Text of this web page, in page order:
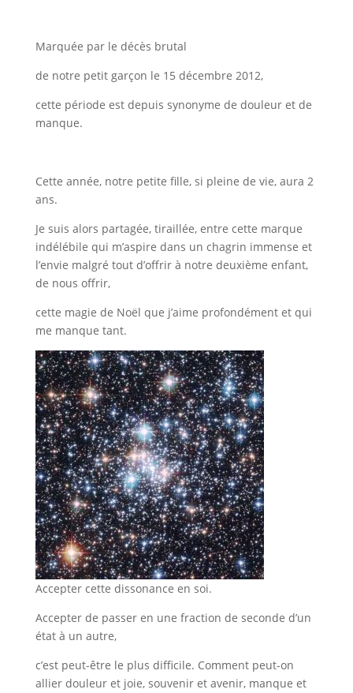
Marquée par le décès brutal
de notre petit garçon le 15 décembre 2012,
cette période est depuis synonyme de douleur et de
manque.
Cette année, notre petite fille, si pleine de vie, aura 2
ans.
Je suis alors partagée, tiraillée, entre cette marque
indélébile qui m’aspire dans un chagrin immense et
l’envie malgré tout d’offrir à notre deuxième enfant,
de nous offrir,
cette magie de Noël que j’aime profondément et qui
me manque tant.
Accepter cette dissonance en soi.
Accepter de passer en une fraction de seconde d’un
état à un autre,
c’est peut-être le plus difficile. Comment peut-on
allier douleur et joie, souvenir et avenir, manque et